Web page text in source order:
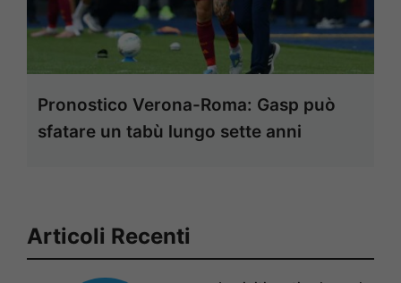
Pronostico Verona-Roma: Gasp può
sfatare un tabù lungo sette anni
Articoli Recenti